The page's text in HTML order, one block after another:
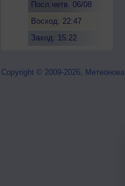
Посл.четв. 06/08
Восход: 22:47
Заход: 15:22
Copyright © 2009-2026, Метеонова